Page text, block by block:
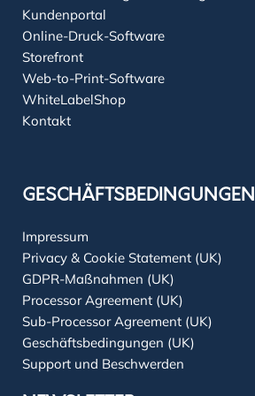
Kundenportal
Online-Druck-Software
Storefront
Web-to-Print-Software
WhiteLabelShop
Kontakt
GESCHÄFTSBEDINGUNGEN
Impressum
Privacy & Cookie Statement (UK)
GDPR-Maßnahmen (UK)
Processor Agreement (UK)
Sub-Processor Agreement (UK)
Geschäftsbedingungen (UK)
Support und Beschwerden